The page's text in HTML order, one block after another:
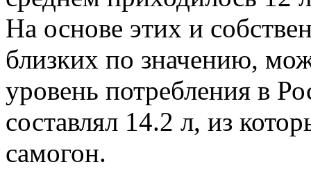
На основе этих и
близких по значению,
уровень потребления в
составлял 14.2 л, из
самогон.